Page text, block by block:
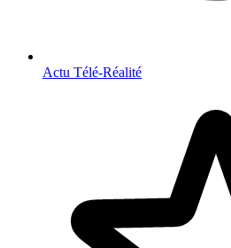
Actu Télé-Réalité